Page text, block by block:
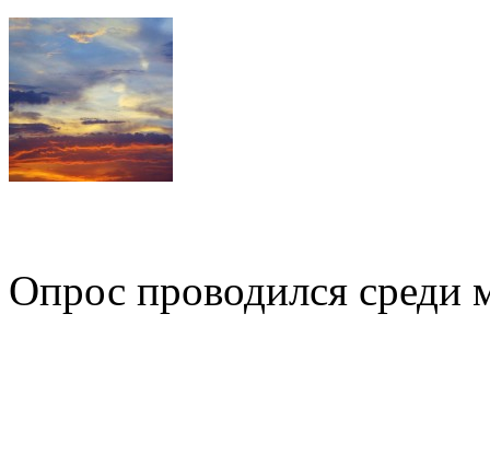
Опрос проводился